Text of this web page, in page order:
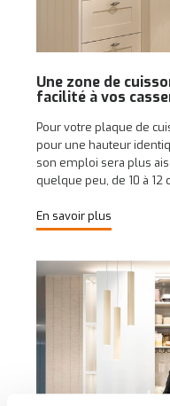
Une zone de
facilité à vos
Pour votre plaque de
pour une hauteur
son emploi sera plus
quelque peu, de 10 à 12
En savoir plus